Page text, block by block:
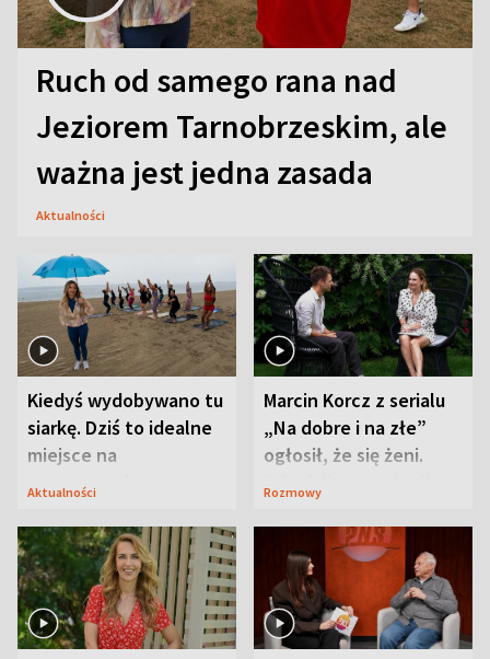
Ruch od samego rana nad
Jeziorem Tarnobrzeskim, ale
ważna jest jedna zasada
Aktualności
Kiedyś wydobywano tu
siarkę. Dziś to idealne
miejsce na
wypoczynek
Aktualności
Marcin Korcz z serialu
„Na dobre i na złe”
ogłosił, że się żeni.
Zdradził, co zmienił
Rozmowy